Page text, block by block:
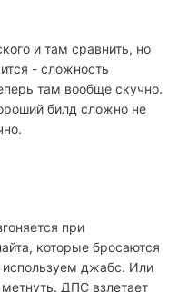
и там сравнить, но
- сложность
там вообще скучно.
билд сложно не
при
которые бросаются
используем джабс. Или
ДПС взлетает